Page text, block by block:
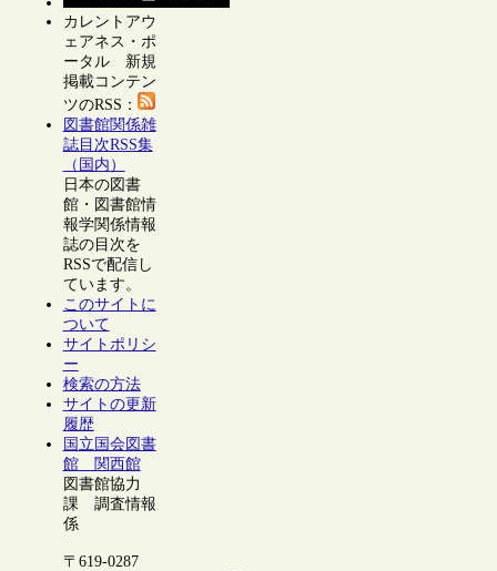
カレントアウ
ェアネス・ポ
ータル 新規
掲載コンテン
ツのRSS：
図書館関係雑
誌目次RSS集
（国内）
日本の図書
館・図書館情
報学関係情報
誌の目次を
RSSで配信し
ています。
このサイトに
ついて
サイトポリシ
ー
検索の方法
サイトの更新
履歴
国立国会図書
館 関西館
図書館協力
課 調査情報
係
〒619-0287